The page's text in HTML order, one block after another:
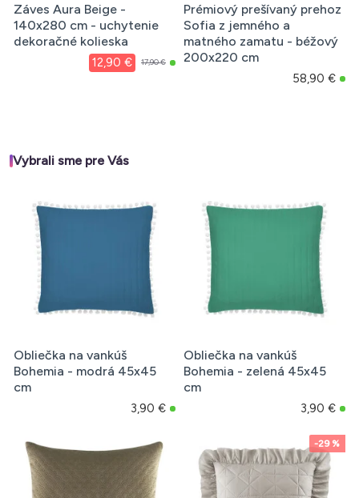
Záves Aura Beige -
140x280 cm - uchytenie
dekoračné kolieska
12,90 € 17,90 €
Prémiový prešívaný prehoz
Sofia z jemného a
matného zamatu - béžový
200x220 cm
58,90 €
Vybrali sme pre Vás
Obliečka na vankúš
Bohemia - modrá 45x45
cm
3,90 €
Obliečka na vankúš
Bohemia - zelená 45x45
cm
3,90 €
-29 %